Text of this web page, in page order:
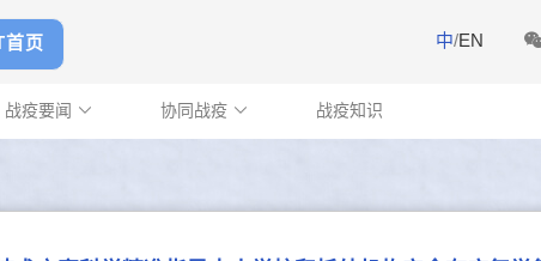
首页 中/EN
战疫要闻  协同战疫  战疫知识